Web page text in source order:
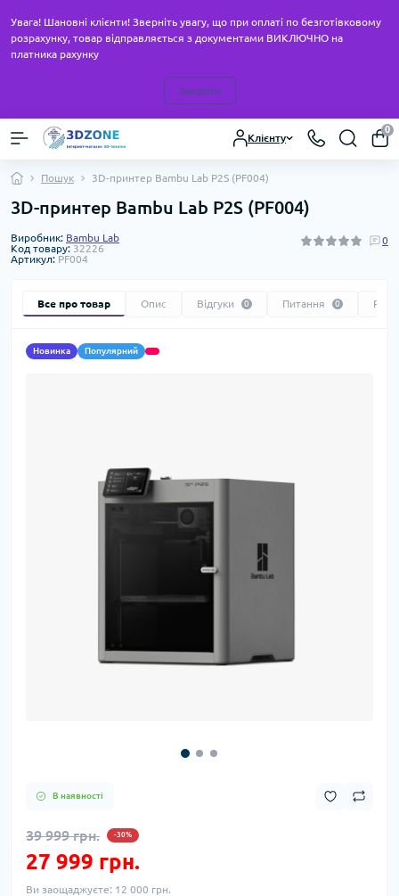
Увага! Шановні клієнти! Зверніть увагу, що при оплаті по безготівковому
розрахунку, товар відправляється з документами ВИКЛЮЧНО на
платника рахунку
Закрити
Клієнту
0
Пошук 3D-принтер Bambu Lab P2S (PF004)
3D-принтер Bambu Lab P2S (PF004)
Виробник: Bambu Lab
Код товару: 32226
Артикул: PF004
0
Все про товар Опис Відгуки 0 Питання 0
Новинка Популярний
В наявності
39 999 грн. -30%
27 999 грн.
Ви заощаджуєте: 12 000 грн.